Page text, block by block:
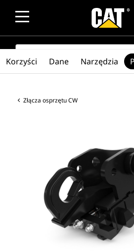
SEARCH
Złącza osprzętu CW
Korzyści Dane Narzędzia